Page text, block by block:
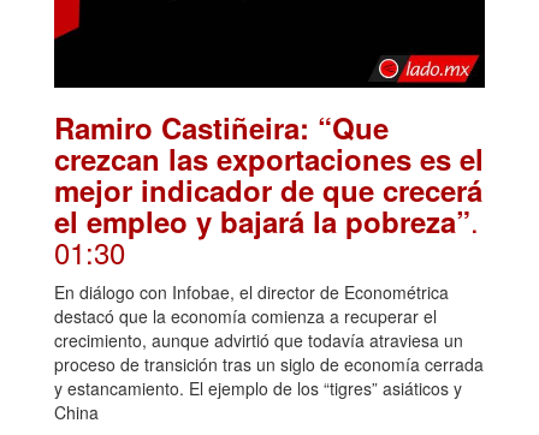
Ramiro Castiñeira: “Que
crezcan las exportaciones es el
mejor indicador de que crecerá
el empleo y bajará la pobreza”.
01:30
En diálogo con Infobae, el director de Econométrica
destacó que la economía comienza a recuperar el
crecimiento, aunque advirtió que todavía atraviesa un
proceso de transición tras un siglo de economía cerrada
y estancamiento. El ejemplo de los “tigres” asiáticos y
China